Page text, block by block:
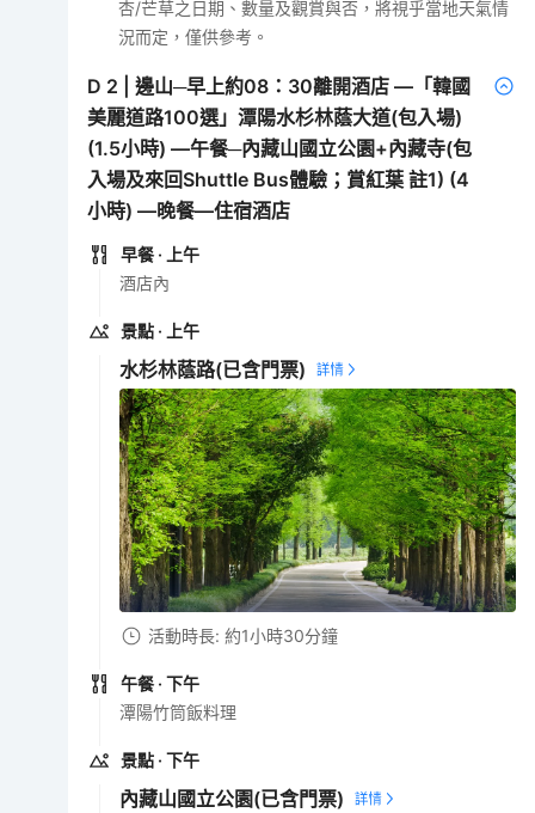
杏/芒草之日期、數量及觀賞與否，將視乎當地天氣情
況而定，僅供參考。
D 2 |邊山─早上約08：30離開酒店 —「韓國
美麗道路100選」潭陽水杉林蔭大道(包入場)
(1.5小時) —午餐─內藏山國立公園+內藏寺(包
入場及來回Shuttle Bus體驗；賞紅葉 註1) (4
小時) —晚餐—住宿酒店
早餐 · 上午
酒店內
景點 · 上午
水杉林蔭路(已含門票)
活動時長: 約1小時30分鐘
午餐 · 下午
潭陽竹筒飯料理
景點 · 下午
內藏山國立公園(已含門票)